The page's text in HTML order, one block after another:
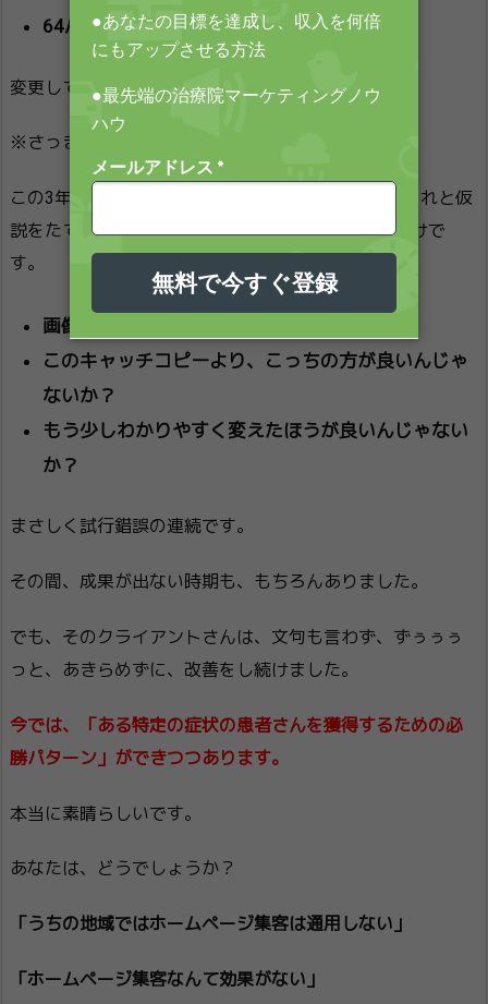
64パターン
変更していました。
※さっき数えてみました（笑）
この3年間、そのクライアントさんと一緒に、あれこれと仮
説をたてながら、検証・改善を繰り返していったわけで
す。
画像のこの部分が悪いんじゃないか？
このキャッチコピーより、こっちの方が良いんじゃ
ないか？
もう少しわかりやすく変えたほうが良いんじゃない
か？
まさしく試行錯誤の連続です。
その間、成果が出ない時期も、もちろんありました。
でも、そのクライアントさんは、文句も言わず、ずぅぅぅ
っと、あきらめずに、改善をし続けました。
今では、「ある特定の症状の患者さんを獲得するための必
勝パターン」ができつつあります。
本当に素晴らしいです。
あなたは、どうでしょうか？
「うちの地域ではホームページ集客は通用しない」
「ホームページ集客なんて効果がない」